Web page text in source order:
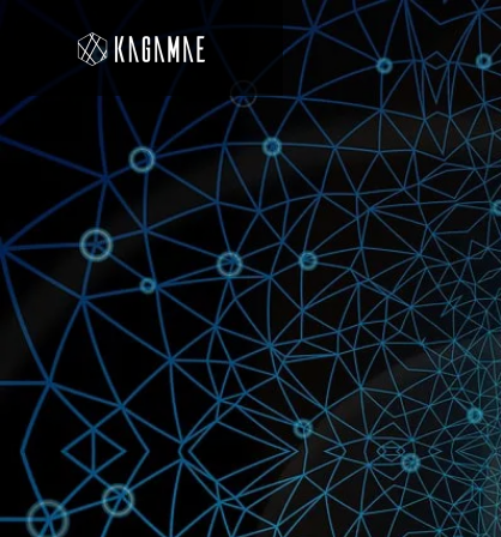
Service
事業内容
AI
ment
AI開発事
Blog
ブログ
ク